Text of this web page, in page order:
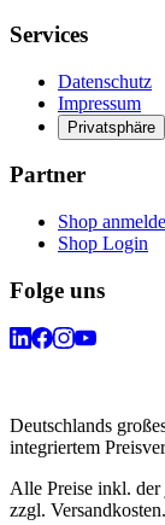
Services
Datenschutz
Impressum
Privatsphäre
Partner
Shop
Shop Login
Folge uns
Deutschlands
integriertem
Alle Preise inkl.
zzgl.